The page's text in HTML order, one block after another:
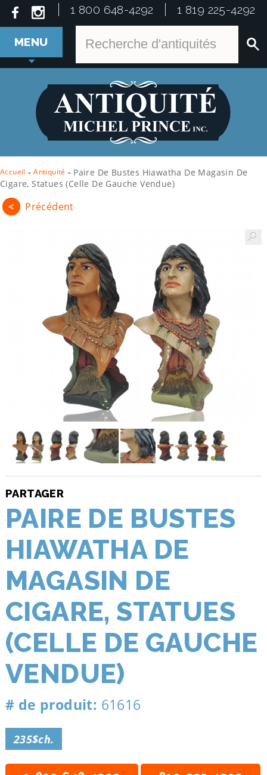
1 800 648-4292 1 819 225-4292
MENU
Accueil - Antiquité - Paire De Bustes Hiawatha De Magasin De
Cigare, Statues (celle De Gauche Vendue)
< Précédent
PARTAGER
PAIRE DE BUSTES
HIAWATHA DE
MAGASIN DE
CIGARE, STATUES
(CELLE DE GAUCHE
VENDUE)
# de produit: 61616
235$ch.